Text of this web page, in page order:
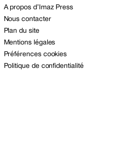
A propos d’Imaz Press
Nous contacter
Plan du site
Mentions légales
Préférences cookies
Politique de confidentialité